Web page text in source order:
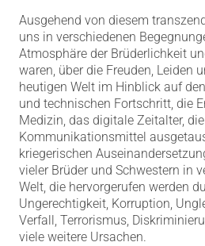
Ausgehend von diesem
uns in verschiedenen
Atmosphäre der Brüderlichkeit
waren, über die Freuden, Leiden
heutigen Welt im Hinblick auf
und technischen Fortschritt, die
Medizin, das digitale Zeitalter,
Kommunikationsmittel
kriegerischen
vieler Brüder und Schwestern in
Welt, die hervorgerufen werden
Ungerechtigkeit, Korruption,
Verfall, Terrorismus,
viele weitere Ursachen.